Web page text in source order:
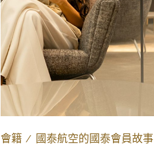
會籍 ∕ 國泰航空的國泰會員故事